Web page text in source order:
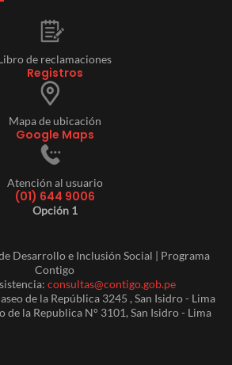
de reclamaciones
Registros
Mapa de ubicación
Google Maps
Atención al usuario
(01) 644 9006
Opción 1
Desarrollo e Inclusión Social | Programa
Contigo
consultas@contigo.gob.pe
de la República 3245 , San Isidro - Lima
de la Republica N° 3101, San Isidro - Lima